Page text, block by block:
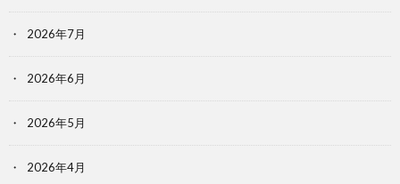
2026年7月
2026年6月
2026年5月
2026年4月